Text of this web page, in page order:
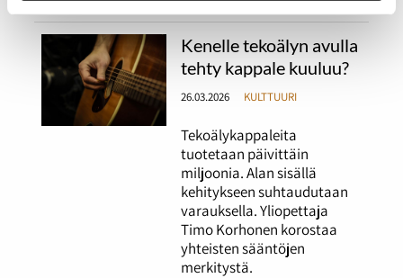
Kenelle tekoälyn avulla
tehty kappale kuuluu?
26.03.2026 KULTTUURI
Tekoälykappaleita
tuotetaan päivittäin
miljoonia. Alan sisällä
kehitykseen suhtaudutaan
varauksella. Yliopettaja
Timo Korhonen korostaa
yhteisten sääntöjen
merkitystä.